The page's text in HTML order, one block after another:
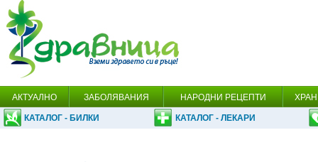
АКТУАЛНО ЗАБОЛЯВАНИЯ НАРОДНИ РЕЦЕПТИ
КАТАЛОГ - БИЛКИ КАТАЛОГ - ЛЕКАРИ